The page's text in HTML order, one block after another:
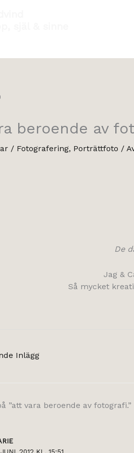
beroende av
/ Fotografering, Porträttfoto /
De
Jag &
Så mycket
Inlägg
”att vara beroende av fotografi.”